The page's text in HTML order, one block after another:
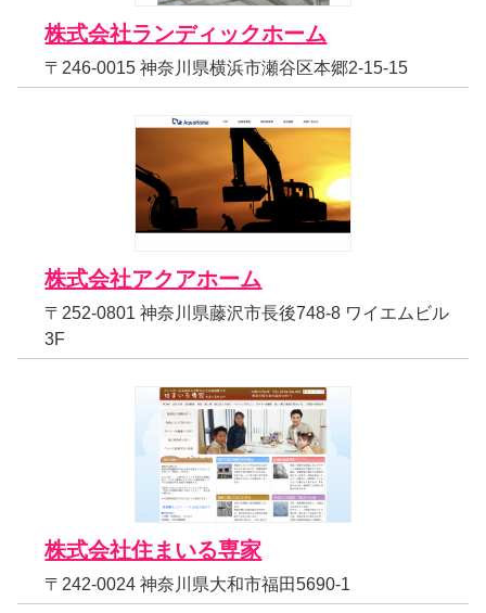
株式会社ランディックホーム
〒246-0015 神奈川県横浜市瀬谷区本郷2-15-15
株式会社アクアホーム
〒252-0801 神奈川県藤沢市長後748-8 ワイエムビル
3F
株式会社住まいる専家
〒242-0024 神奈川県大和市福田5690-1